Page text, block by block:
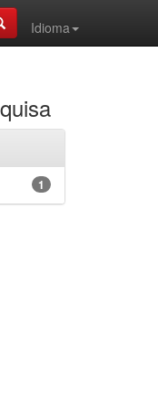
Idioma
1